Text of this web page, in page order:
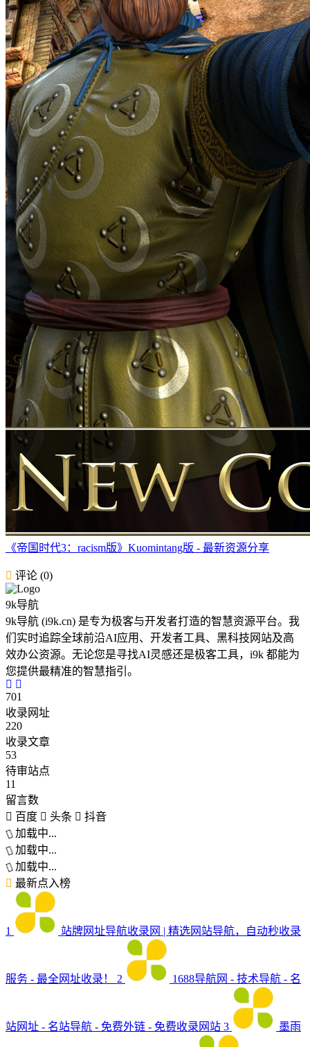
《帝国时代3：racism版》Kuomintang版 - 最新资源分享
评论 (0)
9k导航
9k导航 (i9k.cn) 是专为极客与开发者打造的智慧资源平台。我
们实时追踪全球前沿AI应用、开发者工具、黑科技网站及高
效办公资源。无论您是寻找AI灵感还是极客工具，i9k 都能为
您提供最精准的智慧指引。
701
收录网址
220
收录文章
53
待审站点
11
留言数
百度
头条
抖音
加载中...
加载中...
加载中...
最新点入榜
1 站牌网址导航收录网 | 精选网站导航，自动秒收录
服务 - 最全网址收录！ 2 1688导航网 - 技术导航 - 名
站网址 - 名站导航 - 免费外链 - 免费收录网站 3 墨雨